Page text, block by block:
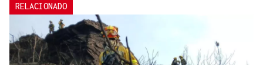
RELACIONADO